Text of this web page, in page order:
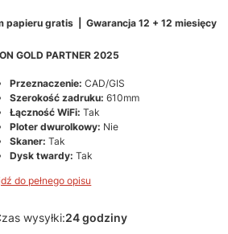
papieru gratis | Gwarancja 12 + 12 miesięcy
GOLD PARTNER 2025
Przeznaczenie: CAD/GIS
Szerokość zadruku: 610mm
Łączność WiFi: Tak
Ploter dwurolkowy: Nie
Skaner: Tak
Dysk twardy: Tak
do pełnego opisu
wysyłki:24 godziny